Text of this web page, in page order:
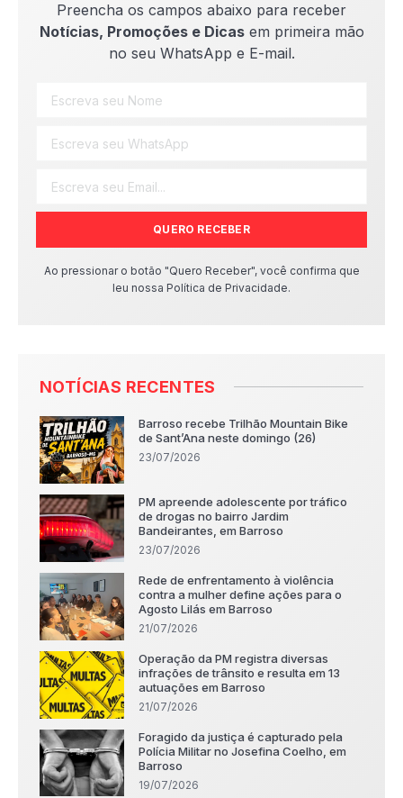
Preencha os campos abaixo para receber
Notícias, Promoções e Dicasem primeira mão
no seu WhatsApp e E-mail.
QUERO RECEBER
Ao pressionar o botão "Quero Receber", você confirma que
leu nossa Política de Privacidade.
NOTÍCIAS RECENTES
Barroso recebe Trilhão Mountain Bike
de Sant’Ana neste domingo (26)
23/07/2026
PM apreende adolescente por tráfico
de drogas no bairro Jardim
Bandeirantes, em Barroso
23/07/2026
Rede de enfrentamento à violência
contra a mulher define ações para o
Agosto Lilás em Barroso
21/07/2026
Operação da PM registra diversas
infrações de trânsito e resulta em 13
autuações em Barroso
21/07/2026
Foragido da justiça é capturado pela
Polícia Militar no Josefina Coelho, em
Barroso
19/07/2026